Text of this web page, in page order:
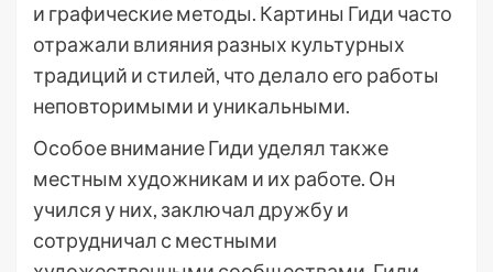
и графические методы. Картины Гиди часто
отражали влияния разных культурных
традиций и стилей, что делало его работы
неповторимыми и уникальными.
Особое внимание Гиди уделял также
местным художникам и их работе. Он
учился у них, заключал дружбу и
сотрудничал с местными